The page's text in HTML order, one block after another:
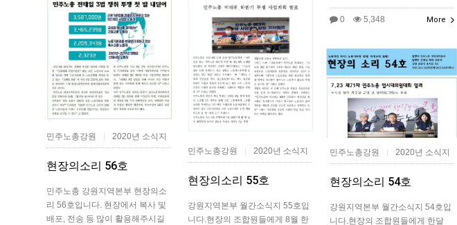
0 5,348 More
민주노총강원 2020년 소식지
현장의소리 56호
민주노총 강원지역본부 현장의소
리 56호입니다. 현장에서 복사 및
배포, 전송 등 많이 활용해주시길
민주노총강원 | 2020년 소식지
현장의소리 55호
강원지역본부 월간소식지 55호입
니다.현장의 조합원들에게 8월 한
민주노총강원 | 2020년 소식지
현장의소리 54호
강원지역본부 월간소식지 54호입
니다.현장의 조합원들에게 한달